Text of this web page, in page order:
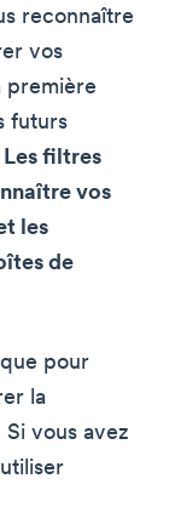
reconnaître
vos
première
futurs
Les filtres
vos
les
de
pour
la
vous avez